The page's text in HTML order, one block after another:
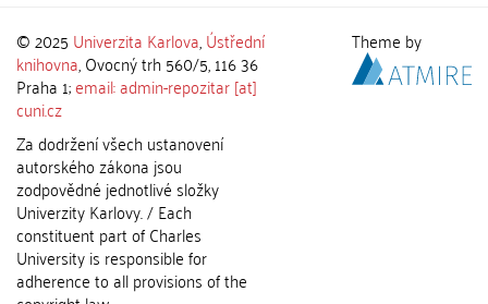
© 2025 Univerzita Karlova,Ústřední
knihovna, Ovocný trh 560/5, 116 36
Praha 1;email: admin-repozitar [at]
cuni.cz
Za dodržení všech ustanovení
autorského zákona jsou
zodpovědné jednotlivé složky
Univerzity Karlovy. / Each
constituent part of Charles
University is responsible for
adherence to all provisions of the
Theme by